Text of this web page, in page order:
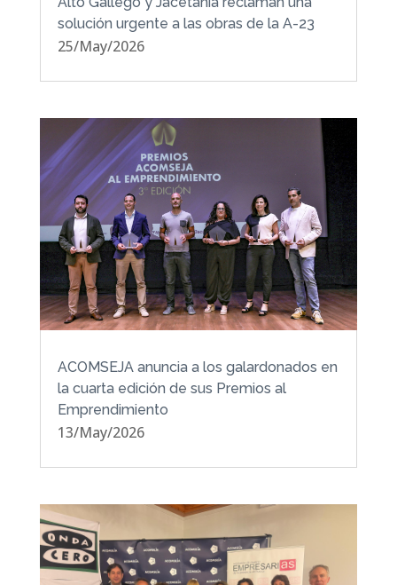
solución urgente a las obras de la A-23
25/May/2026
ACOMSEJA anuncia a los galardonados en
la cuarta edición de sus Premios al
Emprendimiento
13/May/2026